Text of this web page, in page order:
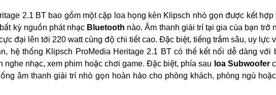
2.1 BT bao gồm một cặp loa họng kèn Klipsch nhỏ gọn được kết
kỳ nguồn phát nhạc Bluetooth nào. Âm thanh giải trí tại gia của bạn
đại lên tới 220 watt cùng độ chi tiết cao. Đặc biệt, tiếng trầm sâu, uy lực
hệ thống Klipsch ProMedia Heritage 2.1 BT có thể kết nối dễ dàng với
nghe nhạc, xem phim hoặc chơi game. Đặc biệt, phía sau loa Subwoofer
âm thanh giải trí nhỏ gọn hoàn hảo cho phòng khách, phòng ngủ